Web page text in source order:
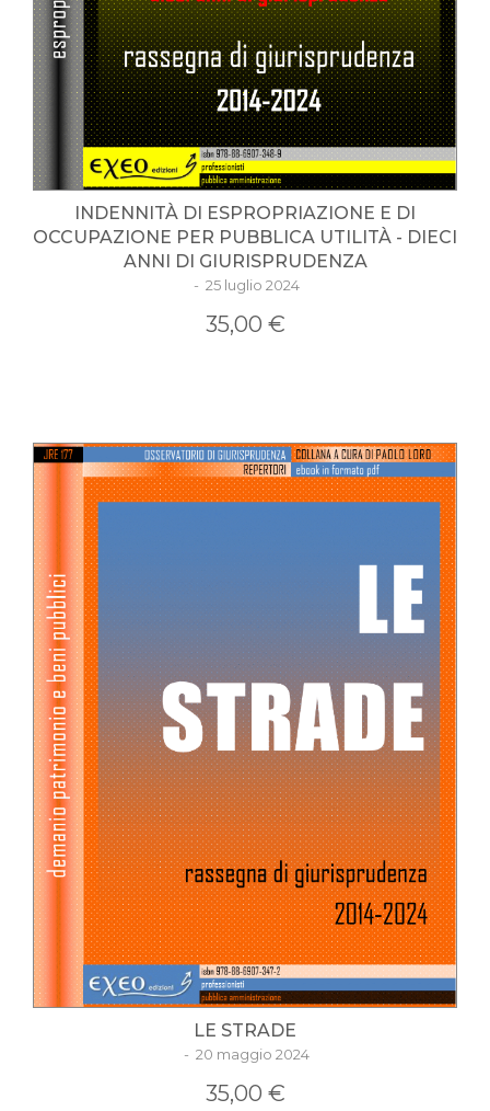
INDENNITÀ DI ESPROPRIAZIONE E DI
OCCUPAZIONE PER PUBBLICA UTILITÀ - DIECI
ANNI DI GIURISPRUDENZA
- 25 luglio 2024
35,00 €
LE STRADE
- 20 maggio 2024
35,00 €